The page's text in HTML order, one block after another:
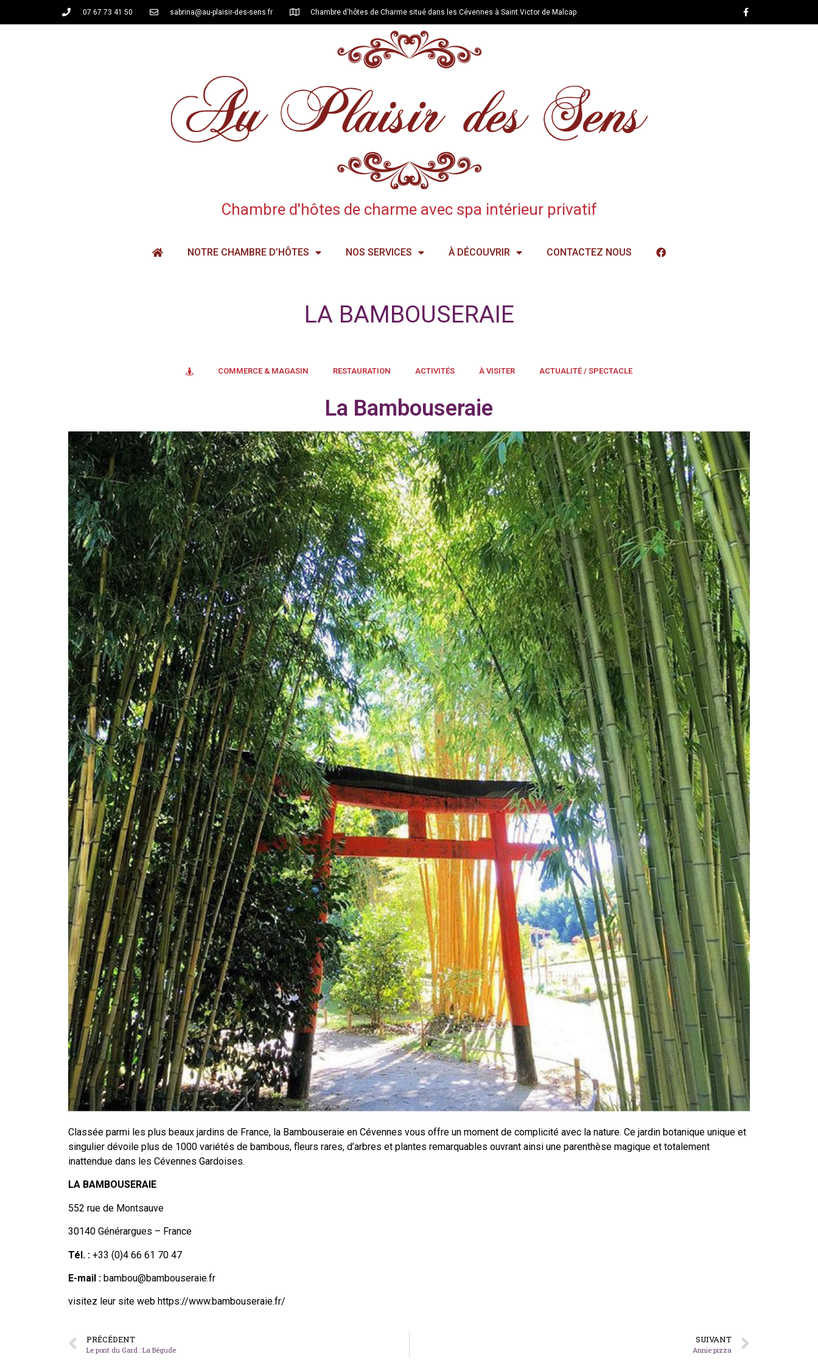
07 67 73 41 50 sabrina@au-plaisir-des-sens.fr Chambre d'hôtes de Charme situé dans les Cévennes à Saint Victor de Malcap
Chambre d'hôtes de charme avec spa intérieur privatif
NOTRE CHAMBRE D’HÔTES NOS SERVICES À DÉCOUVRIR CONTACTEZ NOUS
LA BAMBOUSERAIE
COMMERCE & MAGASIN RESTAURATION ACTIVITÉS À VISITER ACTUALITÉ / SPECTACLE
La Bambouseraie
Classée parmi les plus beaux jardins de France, la Bambouseraie en Cévennes vous offre un moment de complicité avec la nature. Ce jardin botanique unique et
singulier dévoile plus de 1000 variétés de bambous, fleurs rares, d’arbres et plantes remarquables ouvrant ainsi une parenthèse magique et totalement
inattendue dans les Cévennes Gardoises.
LA BAMBOUSERAIE
552 rue de Montsauve
30140 Générargues – France
Tél. : +33 (0)4 66 61 70 47
E-mail : bambou@bambouseraie.fr
visitez leur site web https://www.bambouseraie.fr/
PRÉCÉDENT
Le pont du Gard : La Bégude
SUIVANT
Annie pizza